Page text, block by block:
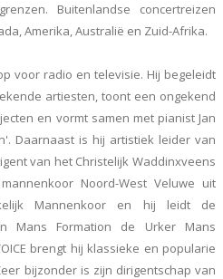
Buitenlandse concertreizen
Amerika, Australië en Zuid-Afrika.
voor radio en televisie. Hij begeleidt
artiesten, toont een ongekend
en vormt samen met pianist Jan
Daarnaast is hij artistiek leider van
van het Christelijk Waddinxveens
Noord-West Veluwe uit
Mannenkoor en hij leidt de
Mans Formation de Urker Mans
brengt hij klassieke en popularie
bijzonder is zijn dirigentschap van